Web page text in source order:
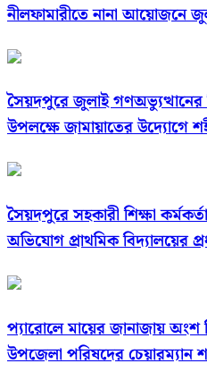
নীলফামারীতে নানা আয়োজনে
সৈয়দপুরে জুলাই গণঅভ্যুত্থানের
উপলক্ষে জামায়াতের উদ্যোগে
সৈয়দপুরে সহকারী শিক্ষা
অভিযোগ প্রাথমিক বিদ্যালয়ের
প্যারোলে মায়ের জানাজায় অংশ
উপজেলা পরিষদের চেয়ারম্যান